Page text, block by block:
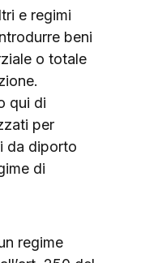
e regimi
beni
o totale
qui di
per
da diporto
di
regime